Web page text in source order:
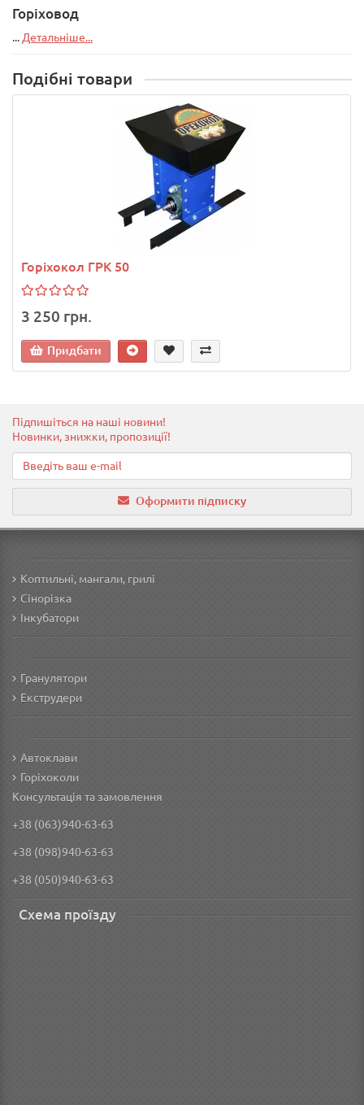
Горіховод
... Детальніше...
Подібні товари
Горіхокол ГРК 50
3 250 грн.
Придбати
Підпишіться на наші новини!
Новинки, знижки, пропозиції!
Оформити підписку
Коптильні, мангали, грилі
Сінорізка
Інкубатори
Гранулятори
Екструдери
Автоклави
Горіхоколи
Консультація та замовлення
+38 (063)940-63-63
+38 (098)940-63-63
+38 (050)940-63-63
Схема проїзду